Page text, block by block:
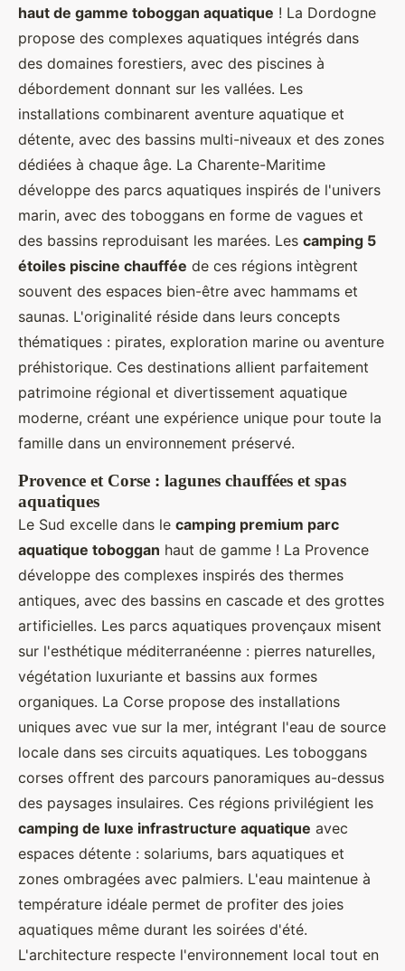
haut de gamme toboggan aquatique ! La Dordogne
propose des complexes aquatiques intégrés dans
des domaines forestiers, avec des piscines à
débordement donnant sur les vallées. Les
installations combinarent aventure aquatique et
détente, avec des bassins multi-niveaux et des zones
dédiées à chaque âge. La Charente-Maritime
développe des parcs aquatiques inspirés de l'univers
marin, avec des toboggans en forme de vagues et
des bassins reproduisant les marées. Les camping 5
étoiles piscine chauffée de ces régions intègrent
souvent des espaces bien-être avec hammams et
saunas. L'originalité réside dans leurs concepts
thématiques : pirates, exploration marine ou aventure
préhistorique. Ces destinations allient parfaitement
patrimoine régional et divertissement aquatique
moderne, créant une expérience unique pour toute la
famille dans un environnement préservé.
Provence et Corse : lagunes chauffées et spas
aquatiques
Le Sud excelle dans le camping premium parc
aquatique toboggan haut de gamme ! La Provence
développe des complexes inspirés des thermes
antiques, avec des bassins en cascade et des grottes
artificielles. Les parcs aquatiques provençaux misent
sur l'esthétique méditerranéenne : pierres naturelles,
végétation luxuriante et bassins aux formes
organiques. La Corse propose des installations
uniques avec vue sur la mer, intégrant l'eau de source
locale dans ses circuits aquatiques. Les toboggans
corses offrent des parcours panoramiques au-dessus
des paysages insulaires. Ces régions privilégient les
camping de luxe infrastructure aquatique avec
espaces détente : solariums, bars aquatiques et
zones ombragées avec palmiers. L'eau maintenue à
température idéale permet de profiter des joies
aquatiques même durant les soirées d'été.
L'architecture respecte l'environnement local tout en